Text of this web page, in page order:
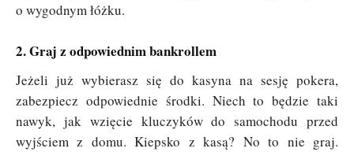
o wygodnym łóżku.
2. Graj z odpowiednim bankrollem
Jeżeli już wybierasz się do kasyna na sesję pokera,
zabezpiecz odpowiednie środki. Niech to będzie taki
nawyk, jak wzięcie kluczyków do samochodu przed
wyjściem z domu. Kiepsko z kasą? No to nie graj.